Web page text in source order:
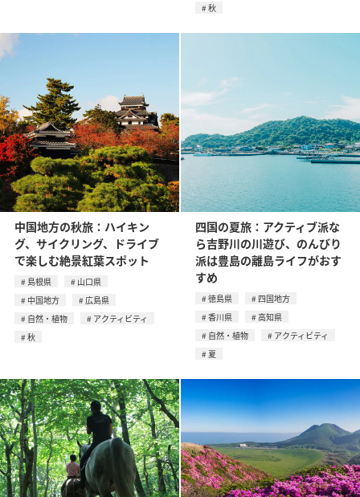
秋
中国地方の秋旅：ハイキン
グ、サイクリング、ドライブ
で楽しむ絶景紅葉スポット
島根県
山口県
中国地方
広島県
自然・植物
アクティビティ
秋
四国の夏旅：アクティブ派な
ら吉野川の川遊び、のんびり
派は豊島の離島ライフがおす
すめ
徳島県
四国地方
香川県
高知県
自然・植物
アクティビティ
夏